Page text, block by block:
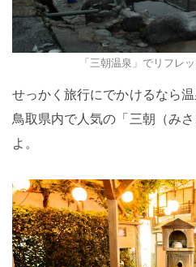
「三朝温泉」でリフレ
せっかく旅行にでかけるなら
鳥取県内で人気の「三朝（み
よ。